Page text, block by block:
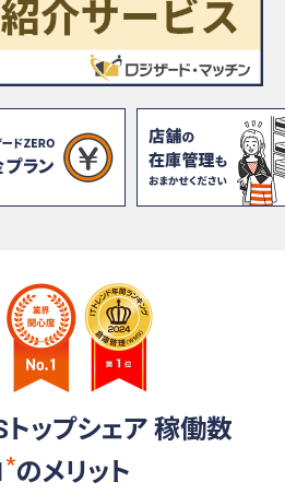
ップシェア 稼働数
*のメリット